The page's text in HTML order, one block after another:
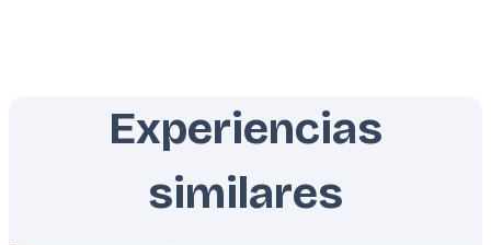
Experiencias
similares